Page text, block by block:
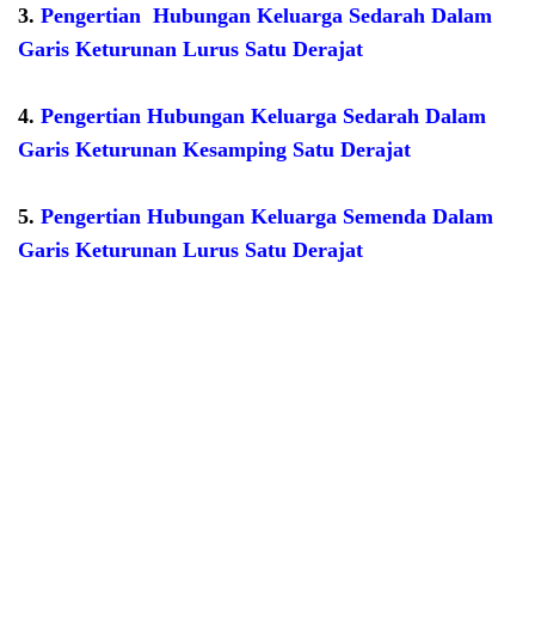
3. Pengertian Hubungan Keluarga Sedarah Dalam
Garis Keturunan Lurus Satu Derajat
4. Pengertian Hubungan Keluarga Sedarah Dalam
Garis Keturunan Kesamping Satu Derajat
5. Pengertian Hubungan Keluarga Semenda Dalam
Garis Keturunan Lurus Satu Derajat